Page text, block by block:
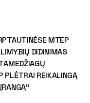
MTEP
DIDINIMAS
PLĖTRAI REIKALINGĄ